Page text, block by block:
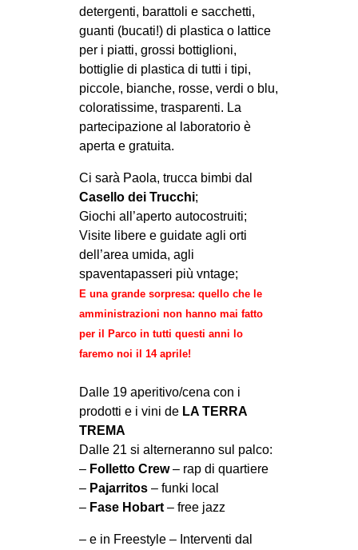
detergenti, barattoli e sacchetti,
guanti (bucati!) di plastica o lattice
per i piatti, grossi bottiglioni,
bottiglie di plastica di tutti i tipi,
piccole, bianche, rosse, verdi o blu,
coloratissime, trasparenti. La
partecipazione al laboratorio è
aperta e gratuita.
Ci sarà Paola, trucca bimbi dal
Casello dei Trucchi;
Giochi all’aperto autocostruiti;
Visite libere e guidate agli orti
dell’area umida, agli
spaventapasseri più vntage;
E una grande sorpresa: quello che le
amministrazioni non hanno mai fatto
per il Parco in tutti questi anni lo
faremo noi il 14 aprile!
Dalle 19 aperitivo/cena con i
prodotti e i vini de LA TERRA
TREMA
Dalle 21 si alterneranno sul palco:
– Folletto Crew– rap di quartiere
– Pajarritos – funki local
– Fase Hobart – free jazz
– e in Freestyle – Interventi dal